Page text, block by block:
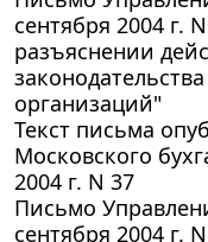
сентября 2004 г.
разъяснении
организаций"
Текст письма
Московского
2004 г. N 37
Письмо
сентября 2004 г.